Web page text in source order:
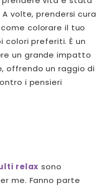
volte, prendersi cura
colorare il tuo
preferiti. È un
un grande impatto
offrendo un raggio di
i pensieri
relax sono
me. Fanno parte